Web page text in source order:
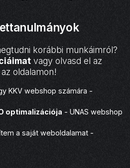
korábbi munkáimról?
vagy olvasd el az
az oldalamon!
KKV webshop számára -
optimalizációja - UNAS webshop
a saját weboldalamat -